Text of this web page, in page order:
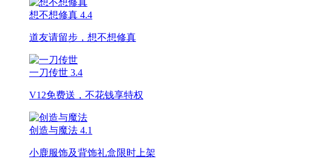
想不想修真 4.4
道友请留步，想不想修真
一刀传世 3.4
V12免费送，不花钱享特权
创造与魔法 4.1
小鹿服饰及背饰礼盒限时上架